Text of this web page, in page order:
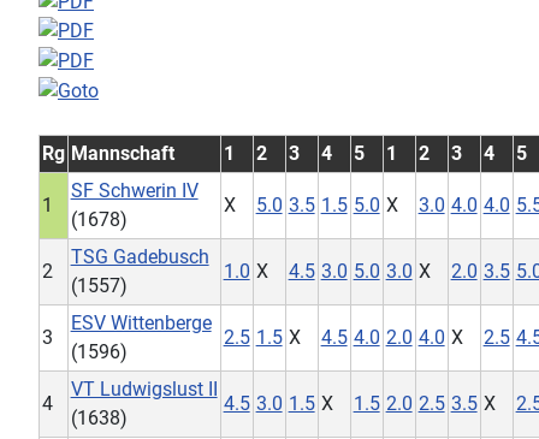
Rg Mannschaft 1 2 3 4 5 1 2 3 4 5
1
SF Schwerin IV
(1678)
X 5.0 3.5 1.5 5.0 X 3.0 4.0 4.0
2
TSG Gadebusch
(1557)
1.0 X 4.5 3.0 5.0 3.0 X 2.0 3.5
3
ESV Wittenberge
(1596)
2.5 1.5 X 4.5 4.0 2.0 4.0 X 2.5
4
VT Ludwigslust II
(1638)
4.5 3.0 1.5 X 1.5 2.0 2.5 3.5 X